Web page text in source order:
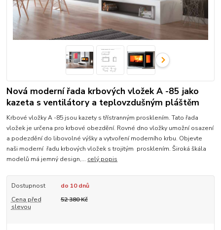
Nová moderní řada krbových vložek A -85 jako
kazeta s ventilátory a teplovzdušným pláštěm
Krbové vložky A -85 jsou kazety s třístranným prosklením. Tato řada
vložek je určena pro krbové obezdění. Rovné dno vložky umožní osazení
a podezdění do libovolné výšky a vytvoření moderního krbu. Objevte
naši moderní řadu krbových vložek s trojitým prosklením. Široká škála
modelů má jemný design,... celý popis
Dostupnost
do 10 dnů
Cena před
slevou
52 380 Kč